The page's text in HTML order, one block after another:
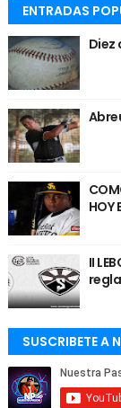
ENTRADAS
Diez
HOY
II
SUSCRIBETE A